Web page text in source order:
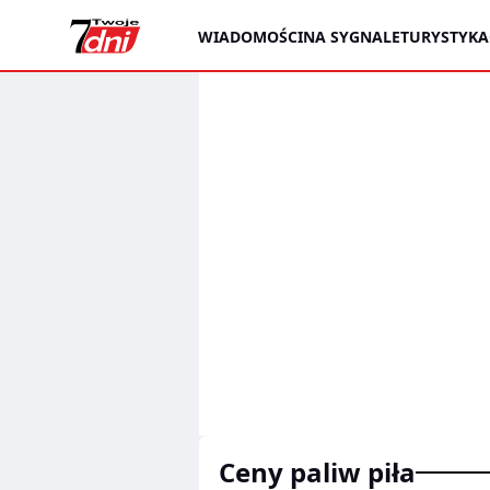
WIADOMOŚCINA SYGNALETURYSTYKA
ceny paliw piła